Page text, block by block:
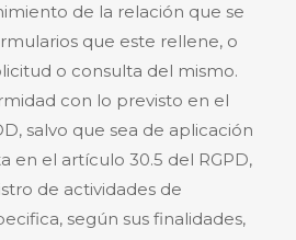
de la relación que se
que este rellene, o
o consulta del mismo.
con lo previsto en el
salvo que sea de aplicación
en el artículo 30.5 del RGPD,
de actividades de
según sus finalidades,